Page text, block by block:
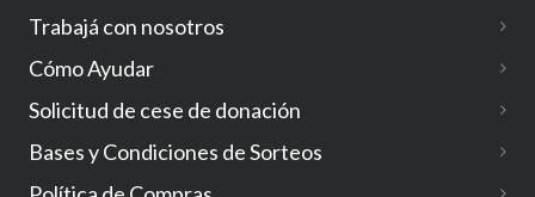
Trabajá con nosotros
Cómo Ayudar
Solicitud de cese de donación
Bases y Condiciones de Sorteos